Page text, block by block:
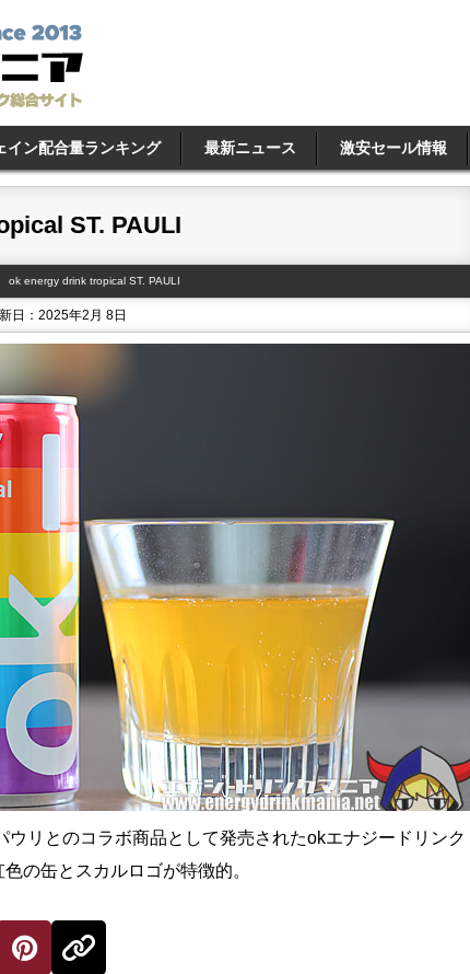
イン配合量ランキング 最新ニュース 激安セール情報
ST. PAULI
ok energy drink tropical ST. PAULI
日：2025年2月 8日
ウリとのコラボ商品として発売されたokエナジードリンク
の缶とスカルロゴが特徴的。